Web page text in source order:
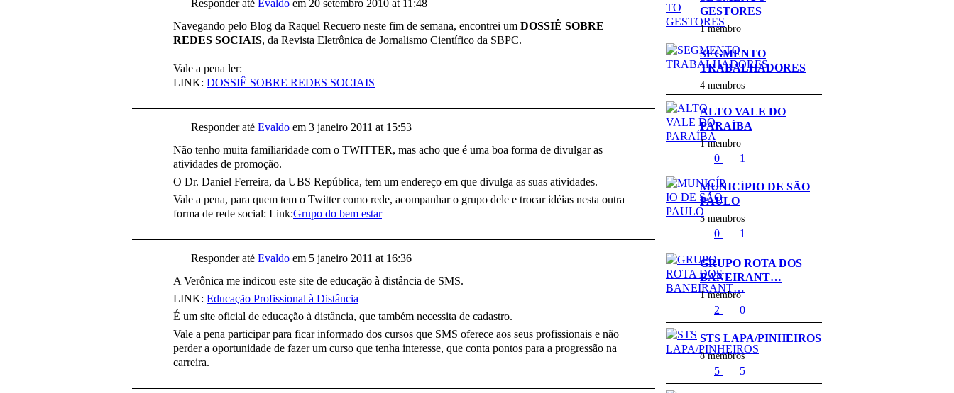
Responder até Evaldo em 20 setembro 2010 at 11:48
Navegando pelo Blog da Raquel Recuero neste fim de semana, encontrei um DOSSIÊ SOBRE
REDES SOCIAIS, da Revista Eletrônica de Jornalismo Científico da SBPC.
Vale a pena ler:
LINK: DOSSIÊ SOBRE REDES SOCIAIS
Responder até Evaldo em 3 janeiro 2011 at 15:53
Não tenho muita familiaridade com o TWITTER, mas acho que é uma boa forma de divulgar as
atividades de promoção.
O Dr. Daniel Ferreira, da UBS República, tem um endereço em que divulga as suas atividades.
Vale a pena, para quem tem o Twitter como rede, acompanhar o grupo dele e trocar idéias nesta outra
forma de rede social: Link:Grupo do bem estar
Responder até Evaldo em 5 janeiro 2011 at 16:36
A Verônica me indicou este site de educação à distância de SMS.
LINK: Educação Profissional à Distância
É um site oficial de educação à distância, que também necessita de cadastro.
Vale a pena participar para ficar informado dos cursos que SMS oferece aos seus profissionais e não
perder a oportunidade de fazer um curso que tenha interesse, que conta pontos para a progressão na
carreira.
GESTORES
1 membro
SEGMENTO
TRABALHADORES
4 membros
ALTO VALE DO
PARAÍBA
1 membro
0 1
MUNICÍPIO DE SÃO
PAULO
5 membros
0 1
GRUPO ROTA DOS
BANEIRANT…
1 membro
2 0
STS LAPA/PINHEIROS
8 membros
5 5